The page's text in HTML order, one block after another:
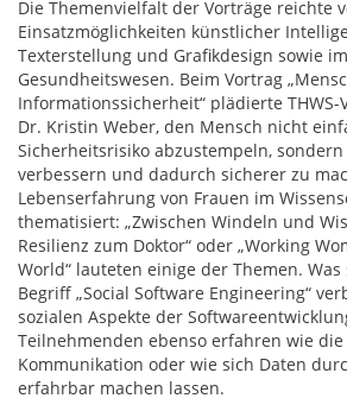
Die Themenvielfalt der Vorträge reichte
Einsatzmöglichkeiten künstlicher
Texterstellung und Grafikdesign sowie
Gesundheitswesen. Beim Vortrag
Informationssicherheit“ plädierte
Dr. Kristin Weber, den Mensch nicht
Sicherheitsrisiko abzustempeln, sondern
verbessern und dadurch sicherer zu
Lebenserfahrung von Frauen im
thematisiert: „Zwischen Windeln und
Resilienz zum Doktor“ oder „Working
World“ lauteten einige der Themen.
Begriff „Social Software Engineering“
sozialen Aspekte der
Teilnehmenden ebenso erfahren wie
Kommunikation oder wie sich Daten
erfahrbar machen lassen.